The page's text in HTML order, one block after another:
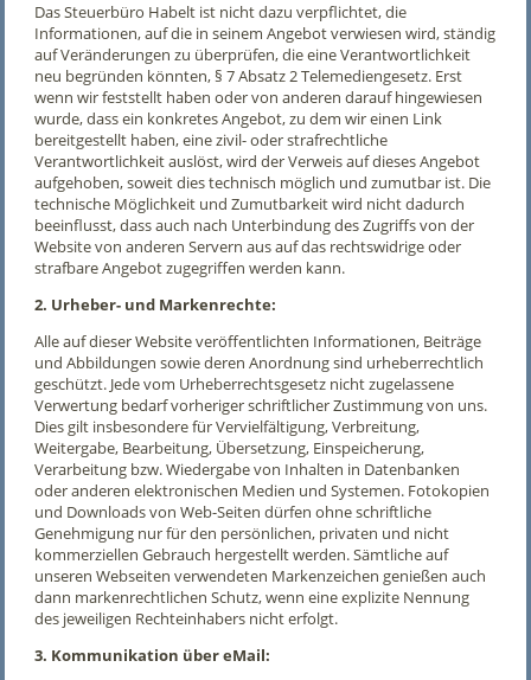
Das Steuerbüro Habelt ist nicht dazu verpflichtet, die
Informationen, auf die in seinem Angebot verwiesen wird, ständig
auf Veränderungen zu überprüfen, die eine Verantwortlichkeit
neu begründen könnten, § 7 Absatz 2 Telemediengesetz. Erst
wenn wir feststellt haben oder von anderen darauf hingewiesen
wurde, dass ein konkretes Angebot, zu dem wir einen Link
bereitgestellt haben, eine zivil- oder strafrechtliche
Verantwortlichkeit auslöst, wird der Verweis auf dieses Angebot
aufgehoben, soweit dies technisch möglich und zumutbar ist. Die
technische Möglichkeit und Zumutbarkeit wird nicht dadurch
beeinflusst, dass auch nach Unterbindung des Zugriffs von der
Website von anderen Servern aus auf das rechtswidrige oder
strafbare Angebot zugegriffen werden kann.
2. Urheber- und Markenrechte:
Alle auf dieser Website veröffentlichten Informationen, Beiträge
und Abbildungen sowie deren Anordnung sind urheberrechtlich
geschützt. Jede vom Urheberrechtsgesetz nicht zugelassene
Verwertung bedarf vorheriger schriftlicher Zustimmung von uns.
Dies gilt insbesondere für Vervielfältigung, Verbreitung,
Weitergabe, Bearbeitung, Übersetzung, Einspeicherung,
Verarbeitung bzw. Wiedergabe von Inhalten in Datenbanken
oder anderen elektronischen Medien und Systemen. Fotokopien
und Downloads von Web-Seiten dürfen ohne schriftliche
Genehmigung nur für den persönlichen, privaten und nicht
kommerziellen Gebrauch hergestellt werden. Sämtliche auf
unseren Webseiten verwendeten Markenzeichen genießen auch
dann markenrechtlichen Schutz, wenn eine explizite Nennung
des jeweiligen Rechteinhabers nicht erfolgt.
3. Kommunikation über eMail: